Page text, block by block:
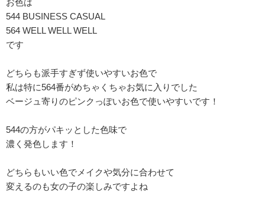
お色は
544 BUSINESS CASUAL
564 WELL WELL WELL
です
どちらも派手すぎず使いやすいお色で
私は特に564番がめちゃくちゃお気に入りでした
ベージュ寄りのピンクっぽいお色で使いやすいです！
544の方がパキッとした色味で
濃く発色します！
どちらもいい色でメイクや気分に合わせて
変えるのも女の子の楽しみですよね